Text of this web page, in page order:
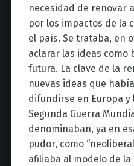
necesidad de renovar
por los impactos de la
el país. Se trataba, en
aclarar las ideas como
futura. La clave de la
nuevas ideas que
difundirse en Europa y
Segunda Guerra
denominaban, ya en
pudor, como
afiliaba al modelo de la